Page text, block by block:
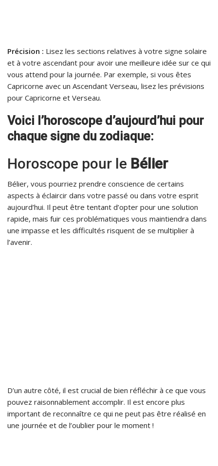
Précision : Lisez les sections relatives à votre signe solaire
et à votre ascendant pour avoir une meilleure idée sur ce qui
vous attend pour la journée. Par exemple, si vous êtes
Capricorne avec un Ascendant Verseau, lisez les prévisions
pour Capricorne et Verseau.
Voici l’horoscope d’aujourd’hui pour
chaque signe du zodiaque:
Horoscope pour le Bélier
Bélier, vous pourriez prendre conscience de certains
aspects à éclaircir dans votre passé ou dans votre esprit
aujourd’hui. Il peut être tentant d’opter pour une solution
rapide, mais fuir ces problématiques vous maintiendra dans
une impasse et les difficultés risquent de se multiplier à
l’avenir.
D’un autre côté, il est crucial de bien réfléchir à ce que vous
pouvez raisonnablement accomplir. Il est encore plus
important de reconnaître ce qui ne peut pas être réalisé en
une journée et de l’oublier pour le moment !